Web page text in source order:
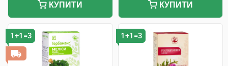
КУПИТИ КУПИТИ
1+1=3 1+1=3